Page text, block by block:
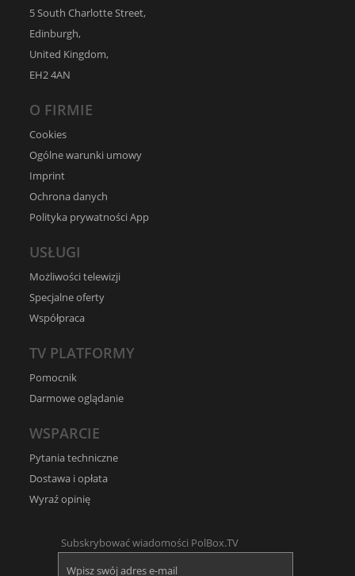
5 South Charlotte Street,
Edinburgh,
United Kingdom,
EH2 4AN
O FIRMIE
Cookies
Ogólne warunki umowy
Imprint
Ochrona danych
Polityka prywatności App
USŁUGI
Możliwości telewizji
Specjalne oferty
Współpraca
TV PLATFORMY
Pomocnik
Darmowe oglądanie
WSPARCIE
Pytania techniczne
Dostawa i opłata
Wyraź opinię
Subskrybować wiadomości PolBox.TV